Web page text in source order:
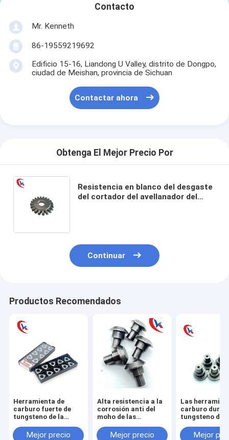
Contacto
Mr. Kenneth
86-19559219692
Edificio 15-16, Liandong U Valley, distrito de Dongpo,
ciudad de Meishan, provincia de Sichuan
Contactar ahora
Obtenga El Mejor Precio Por
Resistencia en blanco del desgaste
del cortador del avellanador del
Continuar
Productos Recomendados
Herramienta de
carburo fuerte de
tungsteno de la
desgaste de los
Mejor precio
Alta resistencia a la
corrosión anti del
moho de las
carburo de
Mejor precio
Las
carburo duras
tungsteno de
precisión
Mejor